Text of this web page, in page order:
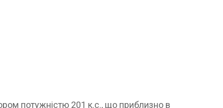
потужністю 201 к.с., що приблизно в